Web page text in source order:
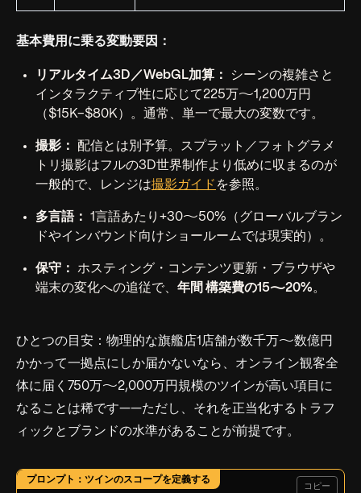
基本費用に乗る変動要因：
リアルタイム3D／WebGL加算：
シーンの複雑さと
インタラクティブ性に応じて225万〜1,200万円
（$15K–$80K）。通常、単一で最大の変数です。
撮影：
配信とは別予算。スプラット／フォトグラメ
トリ撮影はフルの3D世界制作より低めに収まるのが
一般的で、レンジは撮影ガイド を参照。
多言語：
1言語あたり+30〜50%（グローバルブラン
ドやインバウンド向けショールームでは現実的）。
保守：
ホスティング・コンテンツ更新・ブラウザや
端末の変化への追従で、 年間 構築費の15〜20%。
ひとつの目安：物理的な旗艦店1店舗が数千万〜数億円
かかって一拠点にしか届かないなら、オンライン観客全
体に届く750万〜2,000万円規模のツインが高い項目に
なることは稀です——ただし、それを正当化するトラフ
ィックとブランドの水準があることが前提です。
コピー